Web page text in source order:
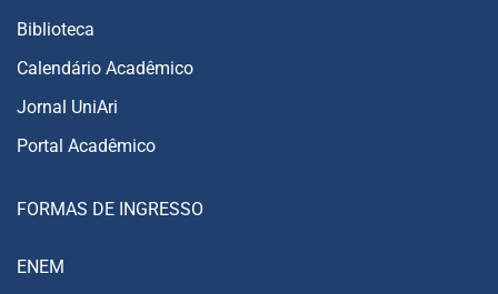
Biblioteca
Calendário Acadêmico
Jornal UniAri
Portal Acadêmico
FORMAS DE INGRESSO
ENEM